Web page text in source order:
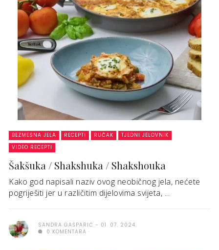
BEZMESNA JELA RECEPTI RUČAK
TJEDNI JELOVNIK
VIDEO RECEPTI
Šakšuka / Shakshuka / Shakshouka
Kako god napisali naziv ovog neobičnog jela, nećete
pogriješiti jer u različitim dijelovima svijeta, ...
SANDRA GAŠPARIĆ
01. 07. 2024.
0 KOMENTARA